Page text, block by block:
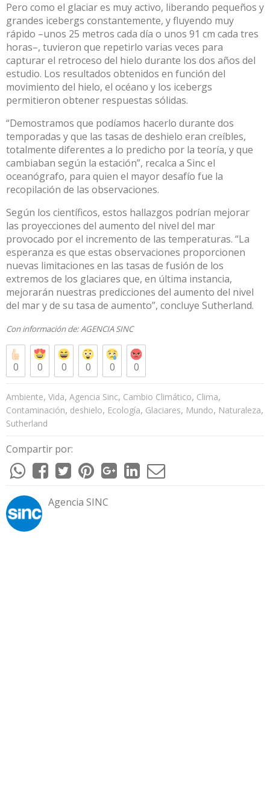
Pero como el glaciar es muy activo, liberando pequeños y
grandes icebergs constantemente, y fluyendo muy
rápido –unos 25 metros cada día o unos 91 cm cada tres
horas–, tuvieron que repetirlo varias veces para
capturar el retroceso del hielo durante los dos años del
estudio. Los resultados obtenidos en función del
movimiento del hielo, el océano y los icebergs
permitieron obtener respuestas sólidas.
“Demostramos que podíamos hacerlo durante dos
temporadas y que las tasas de deshielo eran creíbles,
totalmente diferentes a lo predicho por la teoría, y que
cambiaban según la estación”, recalca a Sinc el
oceanógrafo, para quien el mayor desafío fue la
recopilación de las observaciones.
Según los científicos, estos hallazgos podrían mejorar
las proyecciones del aumento del nivel del mar
provocado por el incremento de las temperaturas. “La
esperanza es que estas observaciones proporcionen
nuevas limitaciones en las tasas de fusión de los
extremos de los glaciares que, en última instancia,
mejorarán nuestras predicciones del aumento del nivel
del mar y de su tasa de aumento”, concluye Sutherland.
Con información de:AGENCIA SINC
0 0 0 0 0 0
Ambiente, Vida, Agencia Sinc, Cambio Climático, Clima,
Contaminación, deshielo, Ecología, Glaciares, Mundo, Naturaleza,
Sutherland
Compartir por:
Agencia SINC